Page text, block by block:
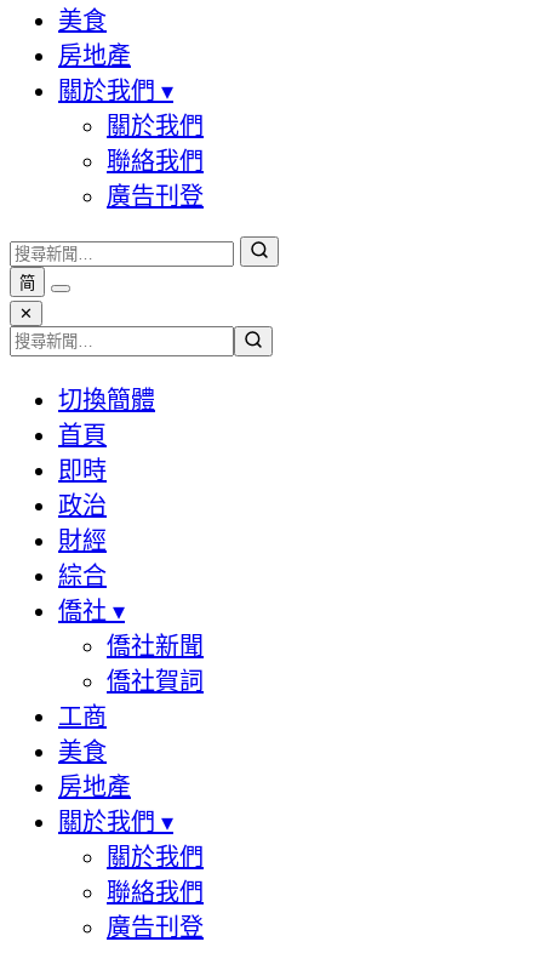
美食
房地產
關於我們 ▾
關於我們
聯絡我們
廣告刊登
简
✕
切換簡體
首頁
即時
政治
財經
綜合
僑社 ▾
僑社新聞
僑社賀詞
工商
美食
房地產
關於我們 ▾
關於我們
聯絡我們
廣告刊登